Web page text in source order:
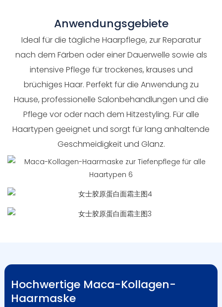
Anwendungsgebiete
Ideal für die tägliche Haarpflege, zur Reparatur
nach dem Färben oder einer Dauerwelle sowie als
intensive Pflege für trockenes, krauses und
brüchiges Haar. Perfekt für die Anwendung zu
Hause, professionelle Salonbehandlungen und die
Pflege vor oder nach dem Hitzestyling. Für alle
Haartypen geeignet und sorgt für lang anhaltende
Geschmeidigkeit und Glanz.
Hochwertige Maca-Kollagen-
Haarmaske